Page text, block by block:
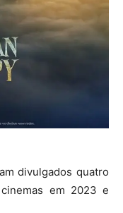
divulgados quatro
em 2023 e